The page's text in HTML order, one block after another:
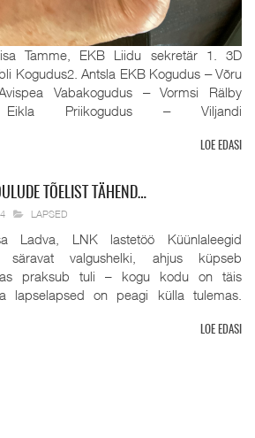
Tamme, EKB Liidu sekretär 1. 3D
Kogudus2. Antsla EKB Kogudus ‒ Võru
Vabakogudus ‒ Vormsi Rälby
Eikla Priikogudus ‒ Viljandi
LOE EDASI
TÕELIST TÄHEND…
LAPSED
Ladva, LNK lastetöö Küünlaleegid
säravat valgushelki, ahjus küpseb
praksub tuli – kogu kodu on täis
lapselapsed on peagi külla tulemas.
LOE EDASI